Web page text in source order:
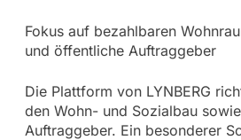
Fokus auf bezahlbaren
und öffentliche Auftraggeber
Die Plattform von LYNBERG
den Wohn- und Sozialbau
Auftraggeber. Ein besonderer